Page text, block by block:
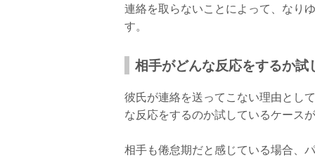
連絡を取らないことによって、なり
す。
相手がどんな反応をするか試
彼氏が連絡を送ってこない理由とし
な反応をするのか試しているケース
相手も倦怠期だと感じている場合、